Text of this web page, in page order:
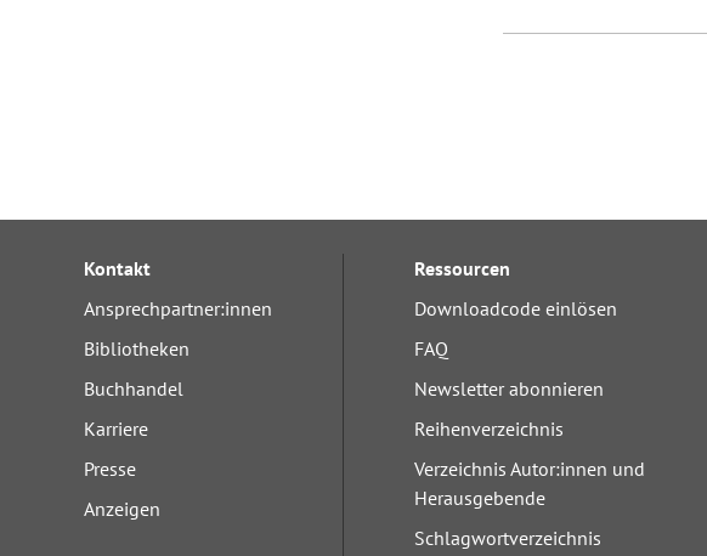
Kontakt
Ansprechpartner:innen
Bibliotheken
Buchhandel
Karriere
Presse
Anzeigen
Ressourcen
Downloadcode einlösen
FAQ
Newsletter abonnieren
Reihenverzeichnis
Verzeichnis Autor:innen und
Herausgebende
Schlagwortverzeichnis